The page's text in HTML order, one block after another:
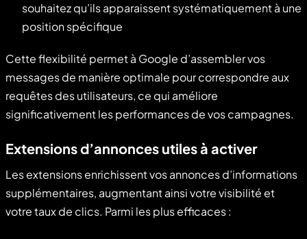
souhaitez qu’ils apparaissent systématiquement à une
position spécifique
Cette flexibilité permet à Google d’assembler vos
messages de manière optimale pour correspondre aux
requêtes des utilisateurs, ce qui améliore
significativement les performances de vos campagnes.
Extensions d’annonces utiles à activer
Les extensions enrichissent vos annonces d’informations
supplémentaires, augmentant ainsi votre visibilité et
votre taux de clics. Parmi les plus efficaces :